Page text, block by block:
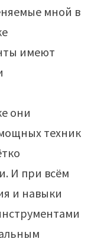
мной в
имеют
они
техник
И при всём
и навыки